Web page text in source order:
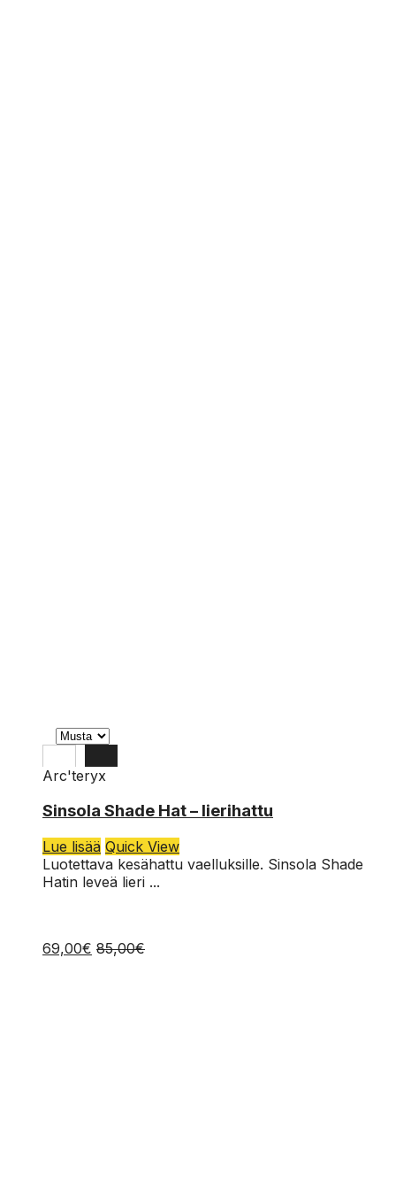
Arc'teryx
Sinsola Shade Hat – lierihattu
Lue lisää Quick View
Luotettava kesähattu vaelluksille. Sinsola Shade
Hatin leveä lieri ...
69,00€ 85,00€